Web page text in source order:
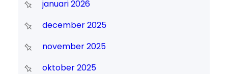
januari 2026
december 2025
november 2025
oktober 2025